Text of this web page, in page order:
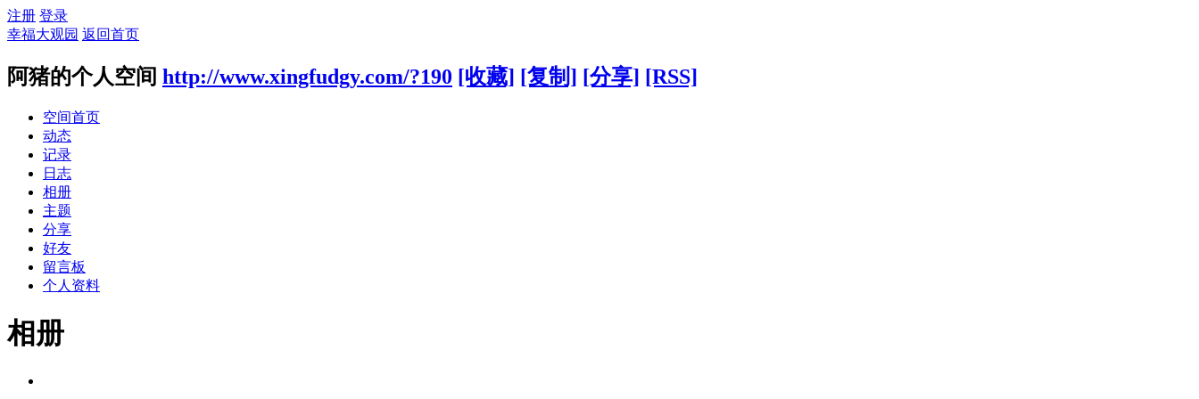
注册 登录
幸福大观园 返回首页
阿猪的个人空间 http://www.xingfudgy.com/?190 [收藏] [复制] [分享] [RSS]
空间首页
动态
记录
日志
相册
主题
分享
好友
留言板
个人资料
相册